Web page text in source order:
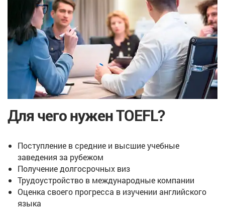
Для чего нужен TOEFL?
Поступление в средние и высшие учебные
заведения за рубежом
Получение долгосрочных виз
Трудоустройство в международные компании
Оценка своего прогресса в изучении английского
языка